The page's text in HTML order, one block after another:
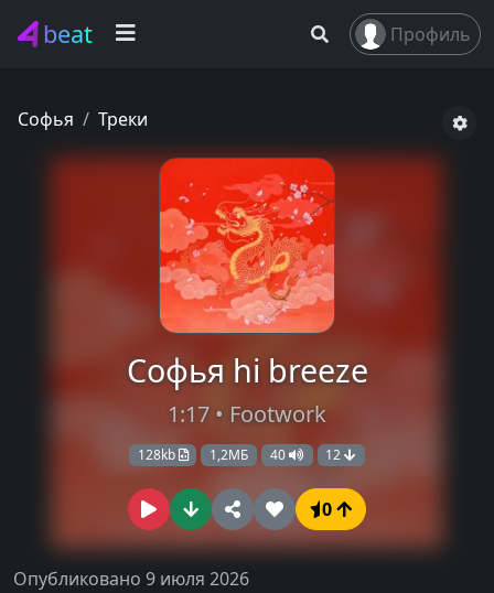
beat Профиль
Софья Треки
Софья hi breeze
1:17 • Footwork
128kb 1,2МБ 40 12
0
Опубликовано 9 июля 2026